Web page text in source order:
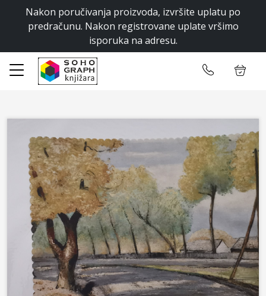
Nakon poručivanja proizvoda, izvršite uplatu po
predračunu. Nakon registrovane uplate vršimo
isporuka na adresu.
Početna
CMYK Vodič
Kontakt
Ulogujte se